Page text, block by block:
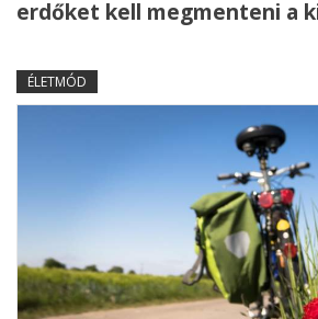
erdőket kell megmenteni a
ÉLETMÓD